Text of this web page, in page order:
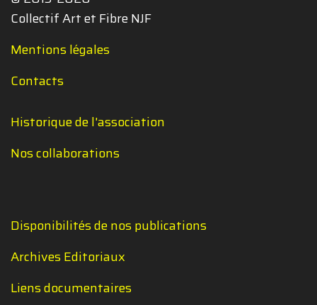
Collectif Art et Fibre NJF
Mentions légales
Contacts
Historique de l'association
Nos collaborations
Disponibilités de nos publications
Archives Editoriaux
Liens documentaires